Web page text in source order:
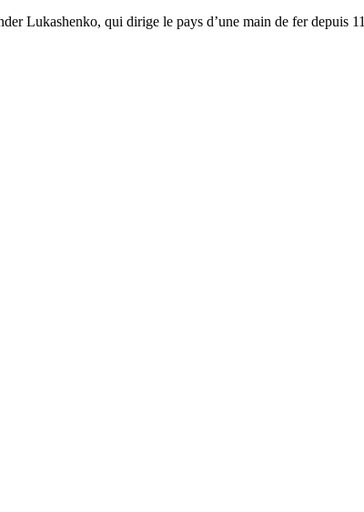
Lukashenko, qui dirige le pays d’une main de fer depuis